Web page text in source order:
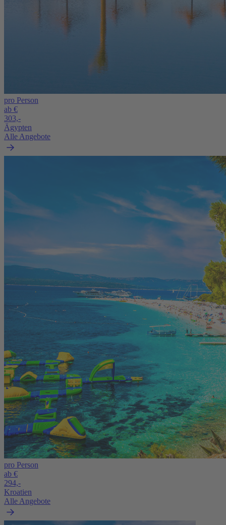
pro Person
ab €
303,-
Ägypten
Alle Angebote
pro Person
ab €
294,-
Kroatien
Alle Angebote